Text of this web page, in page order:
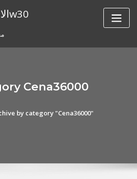
الاختلافات النفطية 5w30
Cena36000
by category "Cena36000"